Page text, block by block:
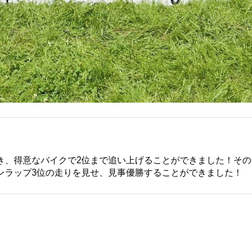
、得意なバイクで2位まで追い上げることができました！その
ップ3位の走りを見せ、見事優勝することができました！